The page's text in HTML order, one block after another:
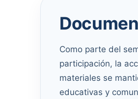
Como parte del
participación, la
materiales se
educativas y